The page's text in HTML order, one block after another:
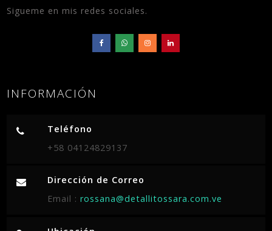
Sigueme en mis redes sociales.
INFORMACIÓN
Teléfono
+58 04124829137
Dirección de Correo
Email : rossana@detallitossara.com.ve